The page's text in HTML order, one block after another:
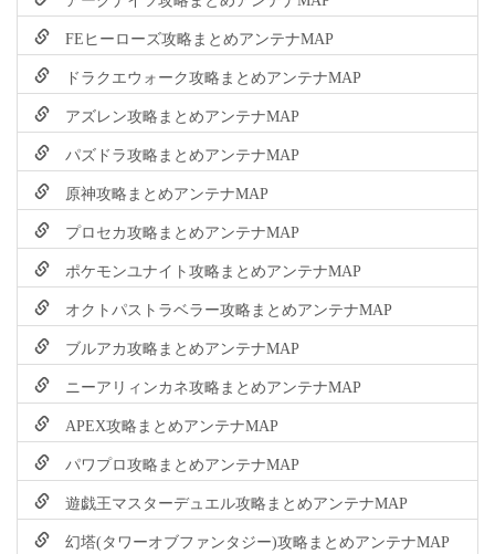
FEヒーローズ攻略まとめアンテナMAP
ドラクエウォーク攻略まとめアンテナMAP
アズレン攻略まとめアンテナMAP
パズドラ攻略まとめアンテナMAP
原神攻略まとめアンテナMAP
プロセカ攻略まとめアンテナMAP
ポケモンユナイト攻略まとめアンテナMAP
オクトパストラベラー攻略まとめアンテナMAP
ブルアカ攻略まとめアンテナMAP
ニーアリィンカネ攻略まとめアンテナMAP
APEX攻略まとめアンテナMAP
パワプロ攻略まとめアンテナMAP
遊戯王マスターデュエル攻略まとめアンテナMAP
幻塔(タワーオブファンタジー)攻略まとめアンテナMAP